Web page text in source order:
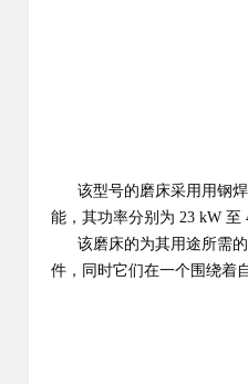
该型号的磨床采用用钢
能，其功率分别为 23 kW
该磨床的为其用途所需的
件，同时它们在一个围绕着